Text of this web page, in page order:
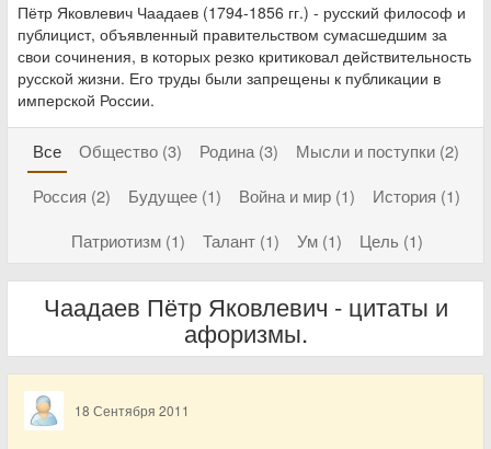
Пётр Яковлевич Чаадаев (1794-1856 гг.) - русский философ и
публицист, объявленный правительством сумасшедшим за
свои сочинения, в которых резко критиковал действительность
русской жизни. Его труды были запрещены к публикации в
имперской России.
Все Общество (3) Родина (3)
Мысли и поступки (2)
Россия (2)
Будущее (1) Война и мир (1)
История (1)
Патриотизм (1)
Талант (1) Ум (1) Цель (1)
Чаадаев Пётр Яковлевич - цитаты и
афоризмы.
18 Сентября 2011